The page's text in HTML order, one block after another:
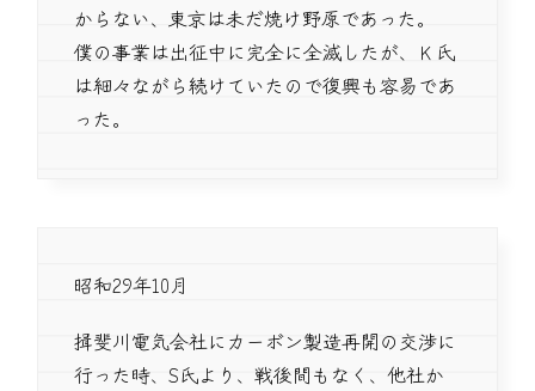
からない、東京は未だ焼け野原であった。
僕の事業は出征中に完全に全滅したが、Ｋ氏
は細々ながら続けていたので復興も容易であ
った。
昭和29年10月
揖斐川電気会社にカーボン製造再開の交渉に
行った時、S氏より、戦後間もなく、他社か